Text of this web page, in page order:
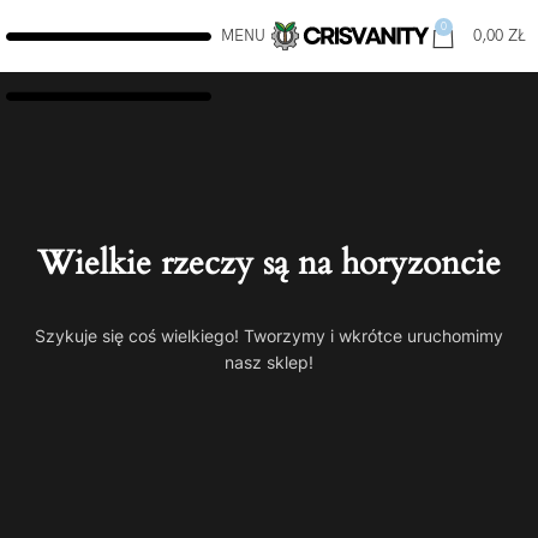
MENU 0 0,00 ZŁ
Wielkie rzeczy są na horyzoncie
Szykuje się coś wielkiego! Tworzymy i wkrótce uruchomimy
nasz sklep!